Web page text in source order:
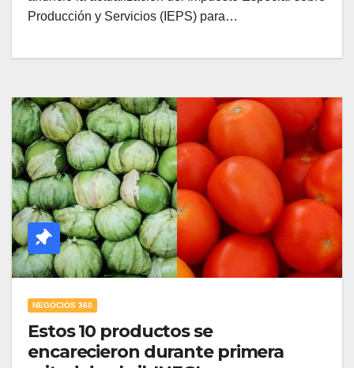
Producción y Servicios (IEPS) para…
NEGOCIOS 360
Estos 10 productos se
encarecieron durante primera